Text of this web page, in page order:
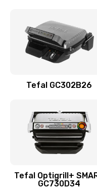
Tefal GC302B26
Tefal Optigrill+
GC730D34